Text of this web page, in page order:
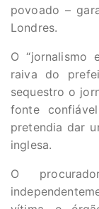
povoado –
Londres.
O “jornalismo
raiva do
sequestro o
fonte
pretendia dar
inglesa.
O